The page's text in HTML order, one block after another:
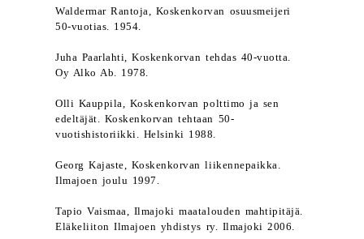
Waldermar Rantoja, Koskenkorvan osuusmeijeri
50-vuotias. 1954.
Juha Paarlahti, Koskenkorvan tehdas 40-vuotta.
Oy Alko Ab. 1978.
Olli Kauppila, Koskenkorvan polttimo ja sen
edeltäjät. Koskenkorvan tehtaan 50-
vuotishistoriikki. Helsinki 1988.
Georg Kajaste, Koskenkorvan liikennepaikka.
Ilmajoen joulu 1997.
Tapio Vaismaa, Ilmajoki maatalouden mahtipitäjä.
Eläkeliiton Ilmajoen yhdistys ry. Ilmajoki 2006.